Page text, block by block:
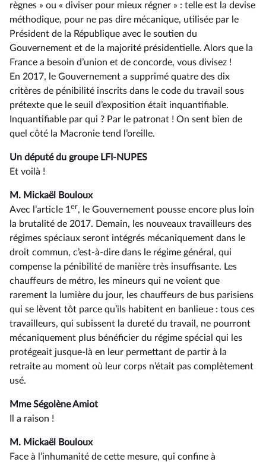
règnes » ou « diviser pour mieux régner » : telle est la devise
méthodique, pour ne pas dire mécanique, utilisée par le
Président de la République avec le soutien du
Gouvernement et de la majorité présidentielle. Alors que la
France a besoin d’union et de concorde, vous divisez !
En 2017, le Gouvernement a supprimé quatre des dix
critères de pénibilité inscrits dans le code du travail sous
prétexte que le seuil d’exposition était inquantifiable.
Inquantifiable par qui ? Par le patronat ! On sent bien de
quel côté la Macronie tend l’oreille.
Un député du groupe LFI-NUPES
Et voilà !
M. Mickaël Bouloux
Avec l’article 1 er, le Gouvernement pousse encore plus loin
la brutalité de 2017. Demain, les nouveaux travailleurs des
régimes spéciaux seront intégrés mécaniquement dans le
droit commun, c’est-à-dire dans le régime général, qui
compense la pénibilité de manière très insuffisante. Les
chauffeurs de métro, les mineurs qui ne voient que
rarement la lumière du jour, les chauffeurs de bus parisiens
qui se lèvent tôt parce qu’ils habitent en banlieue : tous ces
travailleurs, qui subissent la dureté du travail, ne pourront
mécaniquement plus bénéficier du régime spécial qui les
protégeait jusque-là en leur permettant de partir à la
retraite au moment où leur corps n’était pas complètement
usé.
Mme Ségolène Amiot
Il a raison !
M. Mickaël Bouloux
Face à l’inhumanité de cette mesure, qui confine à